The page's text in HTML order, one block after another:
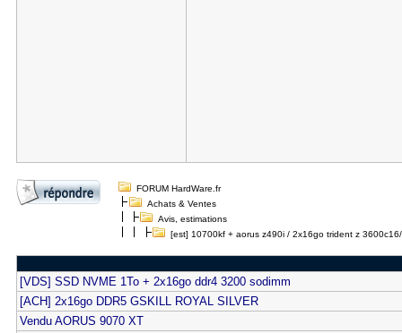
FORUM HardWare.fr
Achats & Ventes
Avis, estimations
[est] 10700kf + aorus z490i / 2x16go trident z 3600c16/
[VDS] SSD NVME 1To + 2x16go ddr4 3200 sodimm
[ACH] 2x16go DDR5 GSKILL ROYAL SILVER
Vendu AORUS 9070 XT